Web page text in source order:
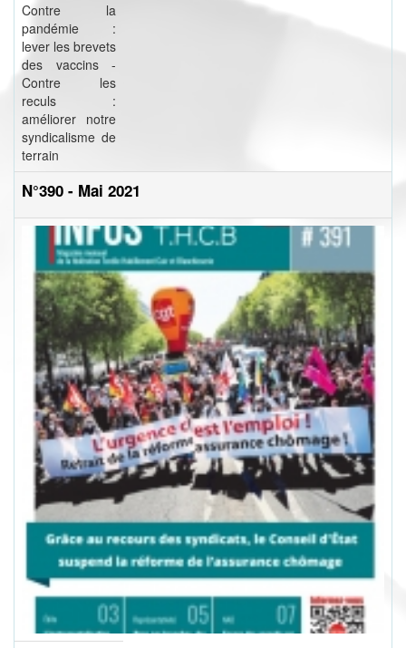
Contre la
pandémie :
lever les brevets
des vaccins -
Contre les
reculs :
améliorer notre
syndicalisme de
terrain
N°390 - Mai 2021